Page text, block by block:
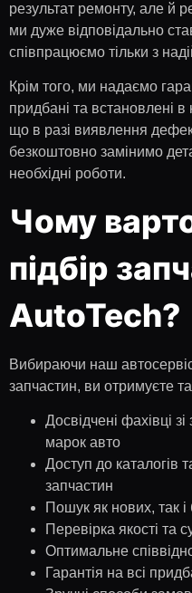
результат ремонту, але й
ми дуже відповідально
співпрацюємо тільки з
Крім того, ми надаємо
придбані та встановлені
що в разі виявлення
безкоштовно замінимо
необхідні роботи.
Чому
підбір
AutoTech?
Вибираючи наш автосервіс
запчастин, ви отримуєте
Досвідчені фахівці
марок авто
Доступ до каталогів
запчастин
Пошук як нових, так
Перевірка якості та
Оптимальне
Гарантія на всі